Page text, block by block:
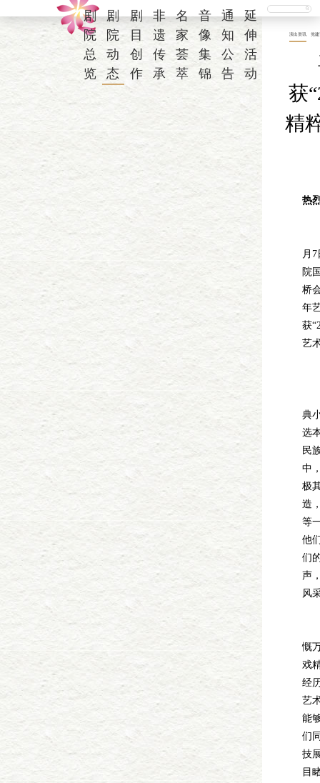
剧
院
总
览
剧
院
动
态
剧
目
创
作
非
遗
传
承
名
家
荟
萃
音
像
集
锦
通
知
公
告
延
伸
活
动
演出资讯 党建
获
精
热
月
院
桥
年
获
艺
典
选
民
中
极
造
等
他
们
声
风
慨
戏
经
艺
能
们
技
目